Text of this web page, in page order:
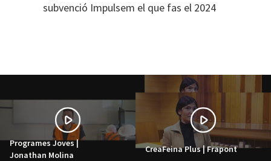
subvenció Impulsem el que fas el 2024
Programes Joves |
Jonathan Molina
CreaFeina Plus | Frapont